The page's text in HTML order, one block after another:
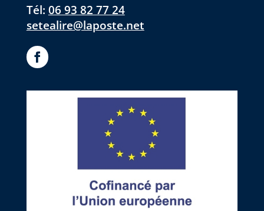
Tél: 06 93 82 77 24
setealire@laposte.net